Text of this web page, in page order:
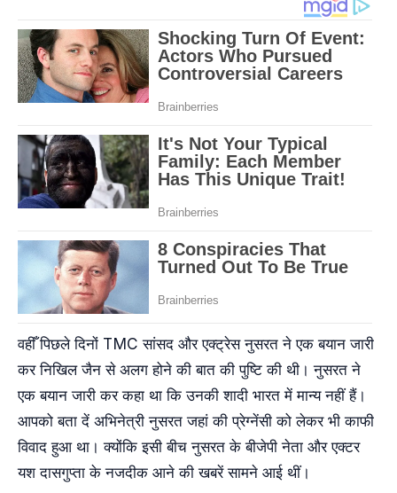
वहीँ पिछले दिनों TMC सांसद और एक्ट्रेस नुसरत ने एक बयान जारी
कर निखिल जैन से अलग होने की बात की पुष्टि की थी। नुसरत ने
एक बयान जारी कर कहा था कि उनकी शादी भारत में मान्य नहीं हैं।
आपको बता दें अभिनेत्री नुसरत जहां की प्रेग्नेंसी को लेकर भी काफी
विवाद हुआ था। क्योंकि इसी बीच नुसरत के बीजेपी नेता और एक्टर
यश दासगुप्ता के नजदीक आने की खबरें सामने आई थीं।